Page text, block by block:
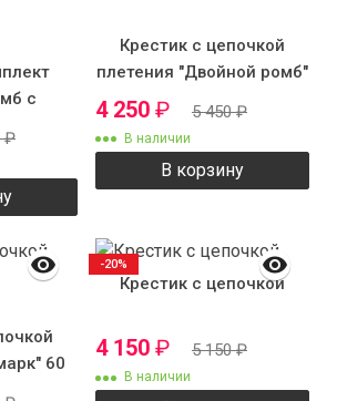
с
₽
Крестик с цепочкой
плетения "Двойной ромб"
4 250 ₽ 5 450₽
В наличии
В корзину
60
Крестик с цепочкой
4 150 ₽ 5 150₽
В наличии
-20%